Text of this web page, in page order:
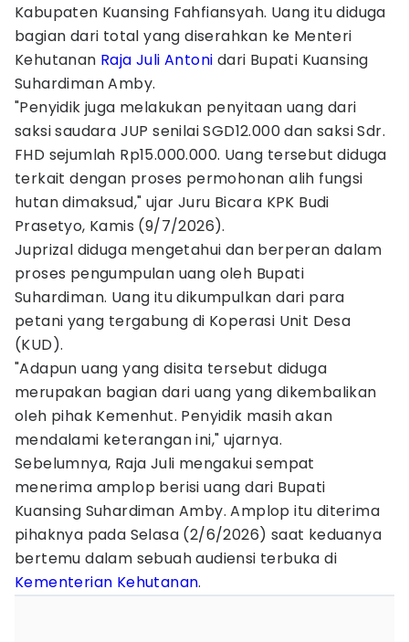
Kabupaten Kuansing Fahfiansyah. Uang itu diduga
bagian dari total yang diserahkan ke Menteri
Kehutanan Raja Juli Antoni dari Bupati Kuansing
Suhardiman Amby.
"Penyidik juga melakukan penyitaan uang dari
saksi saudara JUP senilai SGD12.000 dan saksi Sdr.
FHD sejumlah Rp15.000.000. Uang tersebut diduga
terkait dengan proses permohonan alih fungsi
hutan dimaksud," ujar Juru Bicara KPK Budi
Prasetyo, Kamis (9/7/2026).
Juprizal diduga mengetahui dan berperan dalam
proses pengumpulan uang oleh Bupati
Suhardiman. Uang itu dikumpulkan dari para
petani yang tergabung di Koperasi Unit Desa
(KUD).
"Adapun uang yang disita tersebut diduga
merupakan bagian dari uang yang dikembalikan
oleh pihak Kemenhut. Penyidik masih akan
mendalami keterangan ini," ujarnya.
Sebelumnya, Raja Juli mengakui sempat
menerima amplop berisi uang dari Bupati
Kuansing Suhardiman Amby. Amplop itu diterima
pihaknya pada Selasa (2/6/2026) saat keduanya
bertemu dalam sebuah audiensi terbuka di
Kementerian Kehutanan.